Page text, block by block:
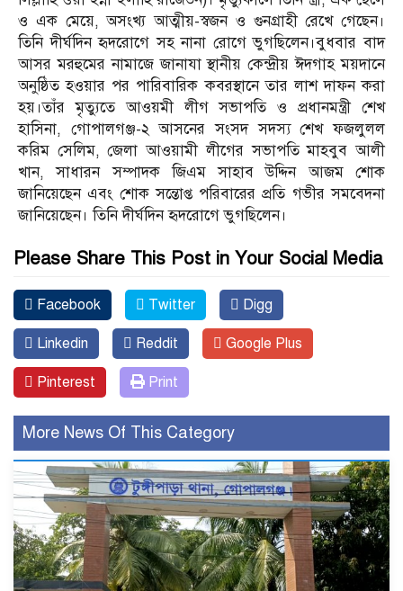
ও এক মেয়ে, অসংখ্য আত্মীয়-স্বজন ও গুনগ্রাহী রেখে গেছেন।
তিনি দীর্ঘদিন হৃদরোগে সহ নানা রোগে ভুগছিলেন।বুধবার বাদ
আসর মরহুমের নামাজে জানাযা স্থানীয় কেন্দ্রীয় ঈদগাহ ময়দানে
অনুষ্ঠিত হওয়ার পর পারিবারিক কবরস্থানে তার লাশ দাফন করা
হয়।তাঁর মৃত্যুতে আওয়মী লীগ সভাপতি ও প্রধানমন্ত্রী শেখ
হাসিনা, গোপালগঞ্জ-২ আসনের সংসদ সদস্য শেখ ফজলুলল
করিম সেলিম, জেলা আওয়ামী লীগের সভাপতি মাহবুব আলী
খান, সাধারন সম্পাদক জিএম সাহাব উদ্দিন আজম শোক
জানিয়েছেন এবং শোক সন্তোপ্ত পরিবারের প্রতি গভীর সমবেদনা
জানিয়েছেন। তিনি দীর্ঘদিন হৃদরোগে ভুগছিলেন।
Please Share This Post in Your Social Media
Facebook Twitter Digg
Linkedin Reddit Google Plus
Pinterest Print
More News Of This Category